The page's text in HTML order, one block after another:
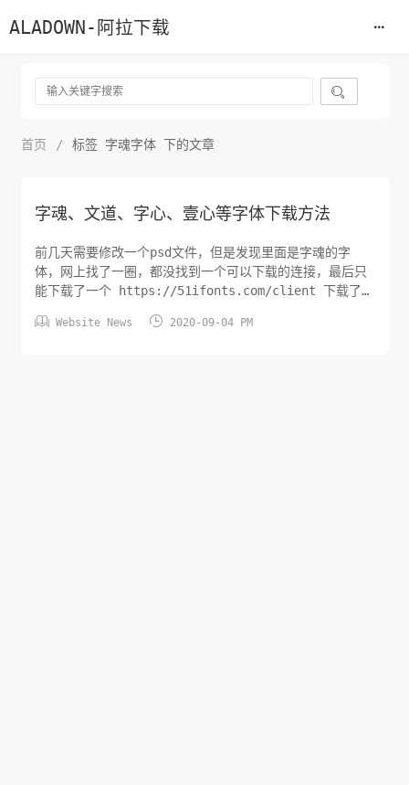
ALADOWN-阿拉下载

首页 / 标签 字魂字体 下的文章
字魂、文道、字心、壹心等字体下载方法
前几天需要修改一个psd文件，但是发现里面是字魂的字
体，网上找了一圈，都没找到一个可以下载的连接，最后只
能下载了一个 https://51ifonts.com/client 下载了一
不会进入windows的fonts目录，想着既然字体被下载了，
 Website News  2020-09-04 PM